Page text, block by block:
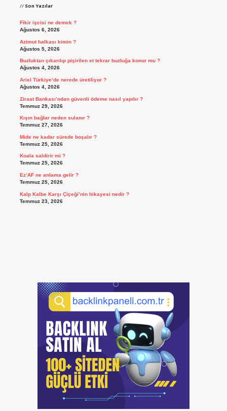
Son Yazılar
Fikir işcisi ne demek ?
Ağustos 6, 2026
Azimut halkası kimin ?
Ağustos 5, 2026
Buzluktan çıkarılıp pişirilen et tekrar buzluğa konur mu ?
Ağustos 4, 2026
Ariel Türkiye’de nerede üretiliyor ?
Ağustos 4, 2026
Ziraat Bankası’ndan güvenli ödeme nasıl yapılır ?
Temmuz 29, 2026
Kışın bağlar neden sulanır ?
Temmuz 27, 2026
Mide ne kadar sürede boşalır ?
Temmuz 25, 2026
Koala saldirir mi ?
Temmuz 25, 2026
Ez’AF ne anlama gelir ?
Temmuz 25, 2026
Kalp Kalbe Karşı Çiçeği’nin hikayesi nedir ?
Temmuz 23, 2026